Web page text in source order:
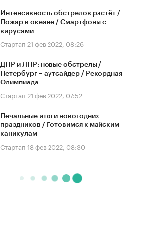
Интенсивность обстрелов растёт /
Пожар в океане / Смартфоны с
вирусами
Стартап 21 фев 2022, 08:26
ДНР и ЛНР: новые обстрелы /
Петербург – аутсайдер / Рекордная
Олимпиада
Стартап 21 фев 2022, 07:52
Печальные итоги новогодних
праздников / Готовимся к майским
каникулам
Стартап 18 фев 2022, 08:30